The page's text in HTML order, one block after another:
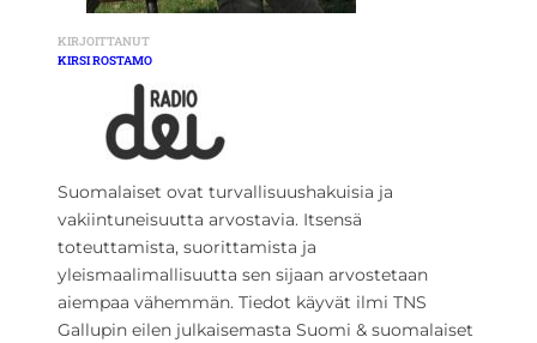
KIRJOITTANUT
KIRSI ROSTAMO
Suomalaiset ovat turvallisuushakuisia ja
vakiintuneisuutta arvostavia. Itsensä
toteuttamista, suorittamista ja
yleismaalimallisuutta sen sijaan arvostetaan
aiempaa vähemmän. Tiedot käyvät ilmi TNS
Gallupin eilen julkaisemasta Suomi & suomalaiset